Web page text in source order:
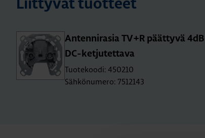
Liittyvät tuotteet
An­ten­ni­ra­sia TV+R päät­ty­vä 4dB
DC-ket­ju­tet­ta­va
Tuotekoodi: 450210
Sähkönumero: 7512143